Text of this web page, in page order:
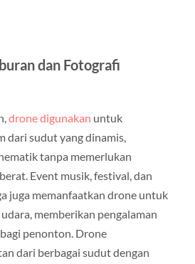
dan Fotografi
drone digunakan untuk
dari sudut yang dinamis,
tanpa memerlukan
Event musik, festival, dan
juga memanfaatkan drone untuk
memberikan pengalaman
penonton. Drone
dari berbagai sudut dengan